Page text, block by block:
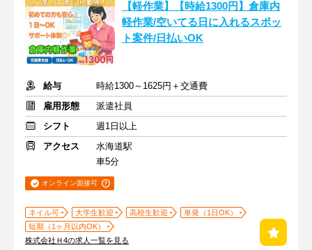
【軽作業】【時給1300円】倉庫内
軽作業/空いてる日に入れるスポッ
ト案件/日払いOK
給与
時給1300～1625円＋交通費
雇用形態
派遣社員
シフト
週1日以上
アクセス
水海道駅
車5分
オンライン面接可
ネイル可 大学生歓迎 高校生歓迎
単発（1日OK）
短期（1ヶ月以内OK）
株式会社Ｈ4の求人一覧を見る